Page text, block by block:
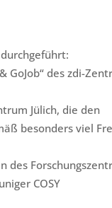
GoJob“ des zdi-
Jülich, die den
besonders viel
des
COSY